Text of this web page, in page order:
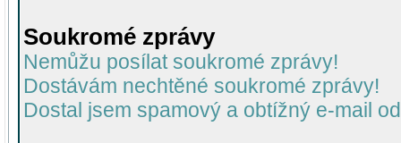
Soukromé zprávy
Nemůžu posílat soukromé zprávy!
Dostávám nechtěné soukromé zprávy!
Dostal jsem spamový a obtížný e-mail